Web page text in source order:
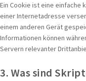
Ein Cookie ist eine einfache
einer Internetadresse
einem anderen Gerät
Informationen können
Servern relevanter
3. Was sind